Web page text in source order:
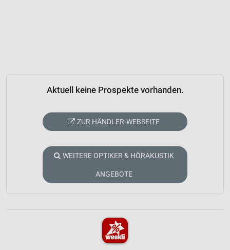
Aktuell keine Prospekte vorhanden.
ZUR HÄNDLER-WEBSEITE
WEITERE OPTIKER & HÖRAKUSTIK
ANGEBOTE